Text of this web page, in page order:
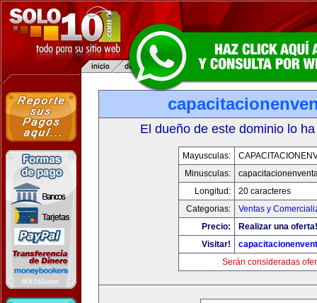
El dueño de este dominio lo
Mayusculas:
Minusculas:
Longitud:
20 caracteres
Categorias:
Ventas y
Precio:
Realizar una oferta!
Visitar!
Serán consideradas